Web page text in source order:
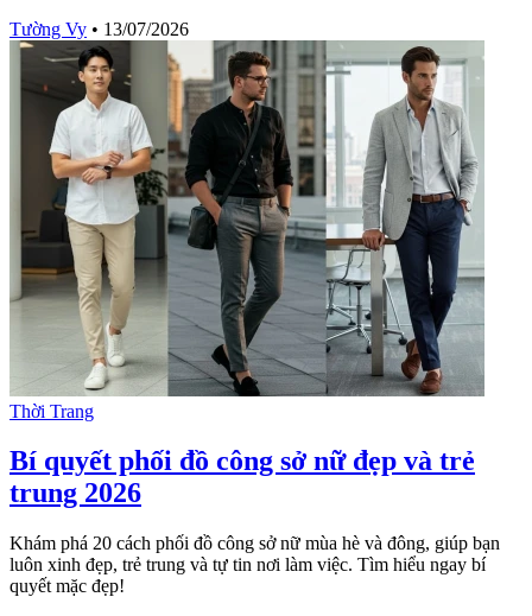
Tường Vy • 13/07/2026
Thời Trang
Bí quyết phối đồ công sở nữ đẹp và trẻ
trung 2026
Khám phá 20 cách phối đồ công sở nữ mùa hè và đông, giúp bạn
luôn xinh đẹp, trẻ trung và tự tin nơi làm việc. Tìm hiểu ngay bí
quyết mặc đẹp!